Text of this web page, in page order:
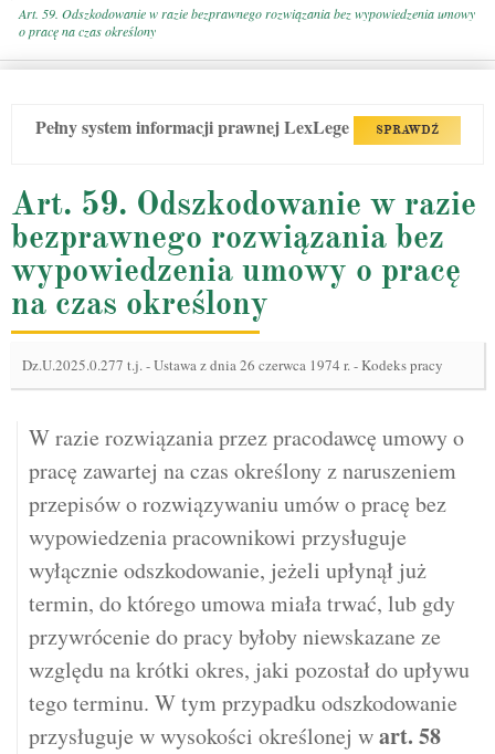
Art. 59. Odszkodowanie w razie bezprawnego rozwiązania bez wypowiedzenia umowy
o pracę na czas określony
Pełny system informacji prawnej LexLege SPRAWDŹ
Art. 59. Odszkodowanie w razie
bezprawnego rozwiązania bez
wypowiedzenia umowy o pracę
na czas określony
Dz.U.2025.0.277 t.j.-Ustawa z dnia 26 czerwca 1974 r. - Kodeks pracy
W razie rozwiązania przez pracodawcę umowy o
pracę zawartej na czas określony z naruszeniem
przepisów o rozwiązywaniu umów o pracę bez
wypowiedzenia pracownikowi przysługuje
wyłącznie odszkodowanie, jeżeli upłynął już
termin, do którego umowa miała trwać, lub gdy
przywrócenie do pracy byłoby niewskazane ze
względu na krótki okres, jaki pozostał do upływu
tego terminu. W tym przypadku odszkodowanie
przysługuje w wysokości określonej wart. 58